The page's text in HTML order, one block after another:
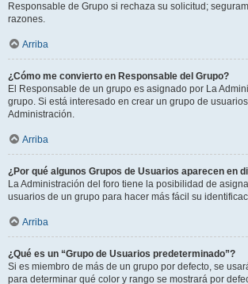
Responsable de Grupo si rechaza su solicitud;
razones.
Arriba
¿Cómo me convierto en Responsable del Grupo?
El Responsable de un grupo es asignado por La
grupo. Si está interesado en crear un grupo de
Administración.
Arriba
¿Por qué algunos Grupos de Usuarios aparecen en
La Administración del foro tiene la posibilidad de
usuarios de un grupo para hacer más fácil su
Arriba
¿Qué es un “Grupo de Usuarios predeterminado”?
Si es miembro de más de un grupo por defecto, se
para determinar qué color y rango se mostrará por